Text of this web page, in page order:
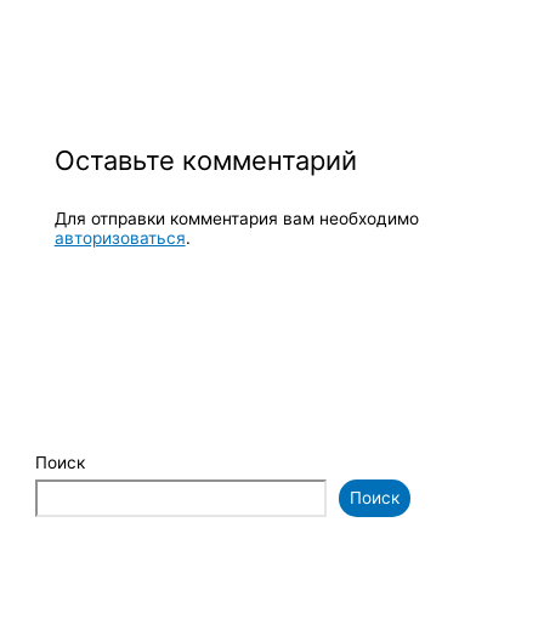
Оставьте комментарий
Для отправки комментария вам необходимо
авторизоваться.
Поиск
Поиск